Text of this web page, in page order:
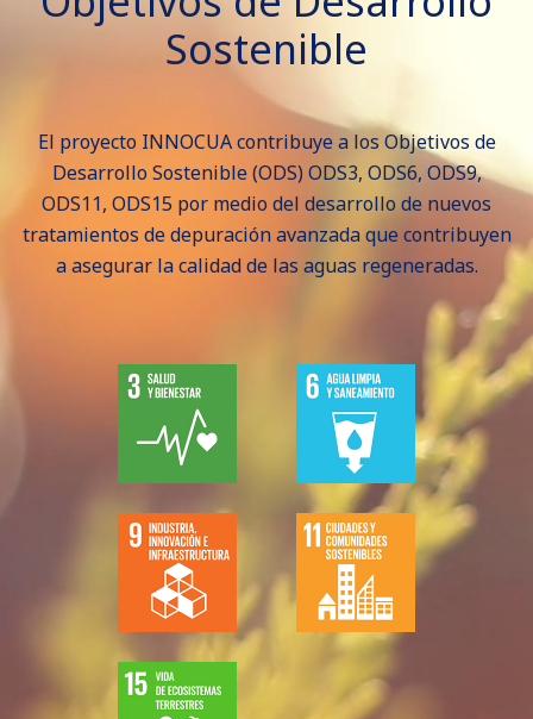
Sostenible
El proyecto INNOCUA contribuye a los Objetivos de
Desarrollo Sostenible (ODS) ODS3, ODS6, ODS9,
ODS11, ODS15 por medio del desarrollo de nuevos
tratamientos de depuración avanzada que contribuyen
a asegurar la calidad de las aguas regeneradas.